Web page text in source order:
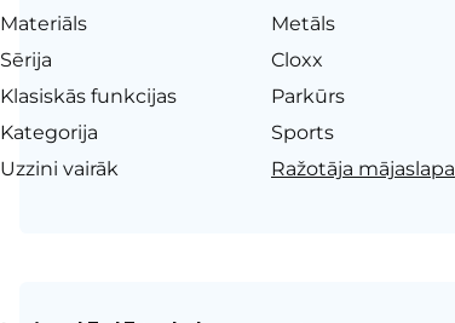
Materiāls
Metāls
Sērija
Cloxx
Klasiskās funkcijas
Parkūrs
Kategorija
Sports
Uzzini vairāk
Ražotāja mājaslapa